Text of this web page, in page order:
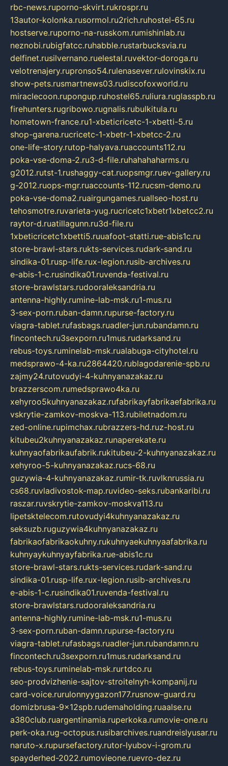
rbc-news.ruporno-skvirt.rukrospr.ru
13autor-kolonka.rusormol.ru2rich.ruhostel-65.ru
hostserve.ruporno-na-russkom.rumishinlab.ru
neznobi.rubigfatcc.ruhabble.rustarbucksvia.ru
delfinet.rusilvernano.ruelestal.ruvektor-doroga.ru
velotrenajery.rupronso54.rulenasever.rulovinskix.ru
show-pets.rusmartnews03.rudiscofoxworld.ru
miraclecoon.rupongup.ruhostel65.ruliura.ruglasspb.ru
firehunters.rugribowo.rugnalis.rubulkitula.ru
hometown-france.ru1-xbeticricetc-1-xbetti-5.ru
shop-garena.rucricetc-1-xbetr-1-xbetcc-2.ru
one-life-story.rutop-halyava.ruaccounts112.ru
poka-vse-doma-2.ru3-d-file.ruhahahaharms.ru
g2012.rutst-1.rushaggy-cat.ruopsmgr.ruev-gallery.ru
g-2012.ruops-mgr.ruaccounts-112.rucsm-demo.ru
poka-vse-doma2.ruairgungames.ruallseo-host.ru
tehosmotre.ruvarieta-yug.rucricetc1xbetr1xbetcc2.ru
raytor-d.ruatillagunn.ru3d-file.ru
1xbeticricetc1xbetti5.ruuafoot-statti.rue-abis1c.ru
store-brawl-stars.rukts-services.rudark-sand.ru
sindika-01.rusp-life.rux-legion.rusib-archives.ru
e-abis-1-c.rusindika01.ruvenda-festival.ru
store-brawlstars.rudooraleksandria.ru
antenna-highly.rumine-lab-msk.ru1-mus.ru
3-sex-porn.ruban-damn.rupurse-factory.ru
viagra-tablet.rufasbags.ruadler-jun.rubandamn.ru
fincontech.ru3sexporn.ru1mus.rudarksand.ru
rebus-toys.ruminelab-msk.rualabuga-cityhotel.ru
medsprawo-4-ka.ru2864420.rublagodarenie-spb.ru
zajmy24.rutovudyi-4-kuhnyanazakaz.ru
brazzerscom.rumedsprawo4ka.ru
xehyroo5kuhnyanazakaz.rufabrikayfabrikaefabrika.ru
vskrytie-zamkov-moskva-113.rubiletnadom.ru
zed-online.rupimchax.rubrazzers-hd.ruz-host.ru
kitubeu2kuhnyanazakaz.runaperekate.ru
kuhnyaofabrikaufabrik.rukitubeu-2-kuhnyanazakaz.ru
xehyroo-5-kuhnyanazakaz.rucs-68.ru
guzywia-4-kuhnyanazakaz.rumir-tk.ruvlknrussia.ru
cs68.ruvladivostok-map.ruvideo-seks.rubankaribi.ru
raszar.ruvskrytie-zamkov-moskva113.ru
lipetsktelecom.rutovudyi4kuhnyanazakaz.ru
seksuzb.ruguzywia4kuhnyanazakaz.ru
fabrikaofabrikaokuhny.rukuhnyaekuhnyaafabrika.ru
kuhnyaykuhnyayfabrika.rue-abis1c.ru
store-brawl-stars.rukts-services.rudark-sand.ru
sindika-01.rusp-life.rux-legion.rusib-archives.ru
e-abis-1-c.rusindika01.ruvenda-festival.ru
store-brawlstars.rudooraleksandria.ru
antenna-highly.rumine-lab-msk.ru1-mus.ru
3-sex-porn.ruban-damn.rupurse-factory.ru
viagra-tablet.rufasbags.ruadler-jun.rubandamn.ru
fincontech.ru3sexporn.ru1mus.rudarksand.ru
rebus-toys.ruminelab-msk.rurtdco.ru
seo-prodvizhenie-sajtov-stroitelnyh-kompanij.ru
card-voice.rurulonnyygazon177.rusnow-guard.ru
domizbrusa-9x12spb.rudemaholding.ruaalse.ru
a380club.ruargentinamia.ruperkoka.rumovie-one.ru
perk-oka.rug-octopus.rusibarchives.ruandreislyusar.ru
naruto-x.rupursefactory.rutor-lyubov-i-grom.ru
spayderhed-2022.rumovieone.ruevro-dez.ru